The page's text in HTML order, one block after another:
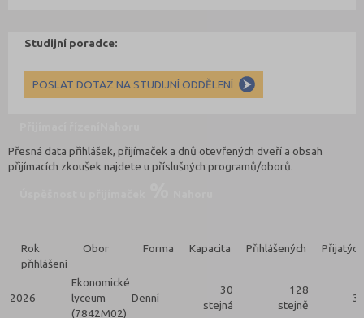
Studijní poradce:
POSLAT DOTAZ NA STUDIJNÍ ODDĚLENÍ
Přesná data přihlášek, přijímaček a dnů otevřených dveří a obsah
přijímacích zkoušek najdete u příslušných programů/oborů.
Rok
přihlášení
Obor Forma Kapacita Přihlášených Přijatých
2026
Ekonomické
lyceum
(7842M02)
Denní
30
stejná
128
stejně